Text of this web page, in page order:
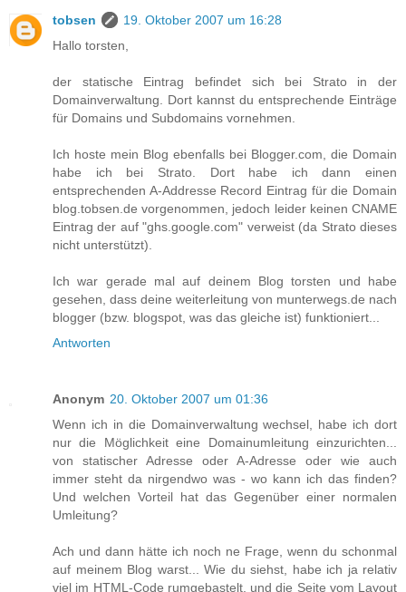
tobsen
19. Oktober 2007 um 16:28
Hallo torsten,
der statische Eintrag befindet sich bei Strato in der
Domainverwaltung. Dort kannst du entsprechende Einträge
für Domains und Subdomains vornehmen.
Ich hoste mein Blog ebenfalls bei Blogger.com, die Domain
habe ich bei Strato. Dort habe ich dann einen
entsprechenden A-Addresse Record Eintrag für die Domain
blog.tobsen.de vorgenommen, jedoch leider keinen CNAME
Eintrag der auf "ghs.google.com" verweist (da Strato dieses
nicht unterstützt).
Ich war gerade mal auf deinem Blog torsten und habe
gesehen, dass deine weiterleitung von munterwegs.de nach
blogger (bzw. blogspot, was das gleiche ist) funktioniert...
Antworten
Anonym 20. Oktober 2007 um 01:36
Wenn ich in die Domainverwaltung wechsel, habe ich dort
nur die Möglichkeit eine Domainumleitung einzurichten...
von statischer Adresse oder A-Adresse oder wie auch
immer steht da nirgendwo was - wo kann ich das finden?
Und welchen Vorteil hat das Gegenüber einer normalen
Umleitung?
Ach und dann hätte ich noch ne Frage, wenn du schonmal
auf meinem Blog warst... Wie du siehst, habe ich ja relativ
viel im HTML-Code rumgebastelt, und die Seite vom Layout